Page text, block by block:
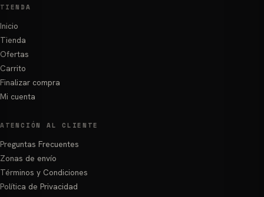
TIENDA
Inicio
Tienda
Ofertas
Carrito
Finalizar compra
Mi cuenta
ATENCIÓN AL CLIENTE
Preguntas Frecuentes
Zonas de envío
Términos y Condiciones
Política de Privacidad